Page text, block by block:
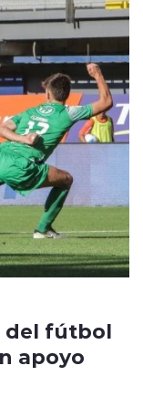
del fútbol
apoyo